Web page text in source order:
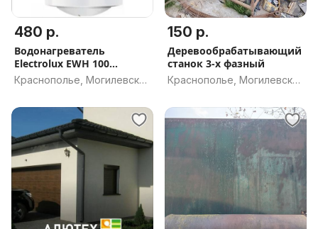
480 р.
Водонагреватель
Electrolux EWH 100
Quantum Pro
Краснополье, Могилевская
150 р.
Деревообрабатывающий
станок 3-х фазный
Краснополье, Могилевская